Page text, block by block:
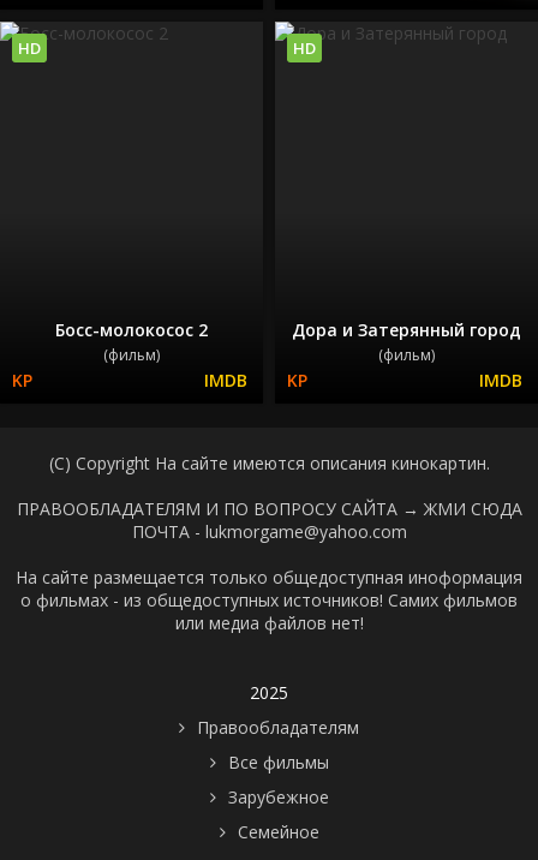
Босс-молокосос 2
(фильм)
HD
Дора и Затерянный город
(фильм)
HD
(C) Copyright На сайте имеются описания кинокартин.
ПРАВООБЛАДАТЕЛЯМ И ПО ВОПРОСУ САЙТА → ЖМИ СЮДА
ПОЧТА - lukmorgame@yahoo.com
На сайте размещается только общедоступная иноформация
о фильмах - из общедоступных источников! Самих фильмов
или медиа файлов нет!
2025
Правообладателям
Все фильмы
Зарубежное
Семейное